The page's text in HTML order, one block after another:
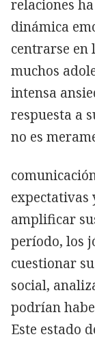
relaciones
dinámica
centrarse
muchos
intensa
respuesta a
no es
expectativas
amplificar
período, los
cuestionar
social,
podrían
Este estado